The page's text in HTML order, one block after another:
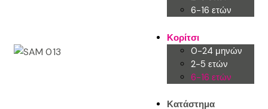
6-16 ετών
Κορίτσι
0-24 μηνών
2-5 ετών
6-16 ετών
Κατάστημα